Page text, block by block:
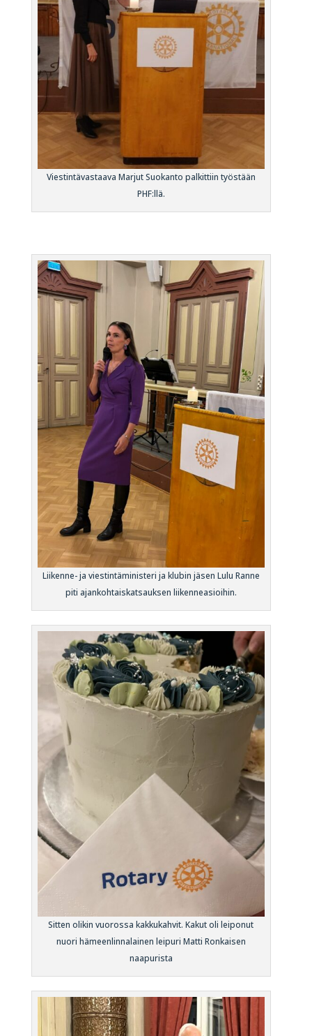
Viestintävastaava Marjut Suokanto palkittiin työstään
PHF:llä.
Liikenne- ja viestintäministeri ja klubin jäsen Lulu Ranne
piti ajankohtaiskatsauksen liikenneasioihin.
Sitten olikin vuorossa kakkukahvit. Kakut oli leiponut
nuori hämeenlinnalainen leipuri Matti Ronkaisen
naapurista